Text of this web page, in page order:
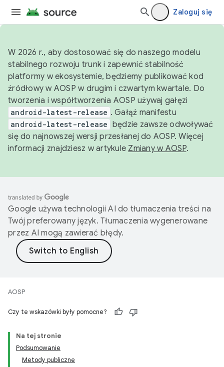
Zaloguj się
W 2026 r., aby dostosować się do naszego modelu
stabilnego rozwoju trunk i zapewnić stabilność
platformy w ekosystemie, będziemy publikować kod
źródłowy w AOSP w drugim i czwartym kwartale. Do
tworzenia i współtworzenia AOSP używaj gałęzi
android-latest-release . Gałąź manifestu
android-latest-release będzie zawsze odwoływać
się do najnowszej wersji przesłanej do AOSP. Więcej
informacji znajdziesz w artykule Zmiany w AOSP.
Google używa technologii AI do tłumaczenia treści na
Twój preferowany język. Tłumaczenia wygenerowane
przez AI mogą zawierać błędy.
AOSP
Czy te wskazówki były pomocne?
Na tej stronie
Podsumowanie
Metody publiczne